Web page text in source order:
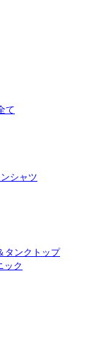
て
シャツ
タンクトップ
ック